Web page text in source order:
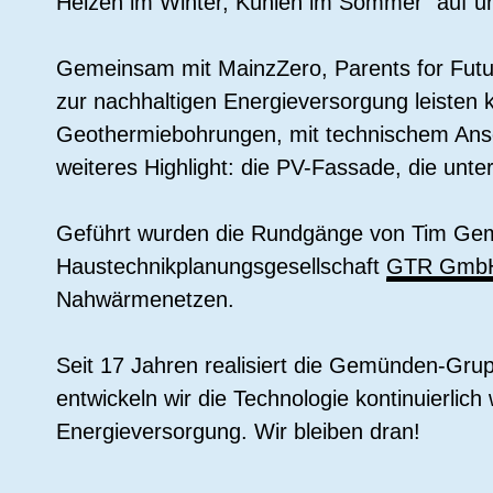
Gemeinsam mit MainzZero, Parents for
zur nachhaltigen Energieversorgung
Geothermiebohrungen, mit technischem
weiteres Highlight: die PV-Fassade, die
Geführt wurden die Rundgänge von Tim
Haustechnikplanungsgesellschaft GTR
Nahwärmenetzen.
Seit 17 Jahren realisiert die Gemünden-
entwickeln wir die Technologie
Energieversorgung. Wir bleiben dran!